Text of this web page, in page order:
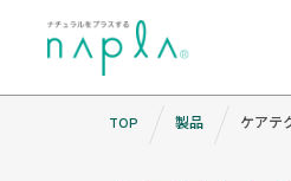
TOP 製品 ケアテ